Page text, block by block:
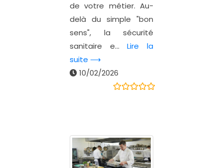
de votre métier. Au-
delà du simple "bon
sens", la sécurité
sanitaire e...Lire la
suite ⟶
10/02/2026